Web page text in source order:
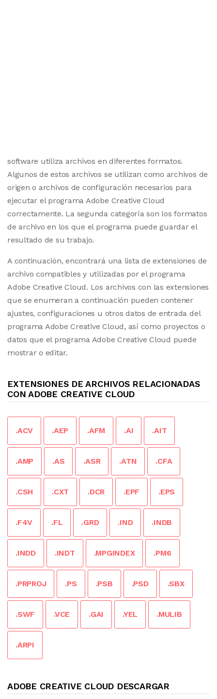
software utiliza archivos en diferentes formatos.
Algunos de estos archivos se utilizan como archivos de
origen o archivos de configuración necesarios para
ejecutar el programa Adobe Creative Cloud
correctamente. La segunda categoría son los formatos
de archivo en los que el programa puede guardar el
resultado de su trabajo.
A continuación, encontrará una lista de extensiones de
archivo compatibles y utilizadas por el programa
Adobe Creative Cloud. Los archivos con las extensiones
que se enumeran a continuación pueden contener
ajustes, configuraciones u otros datos de entrada del
programa Adobe Creative Cloud, así como proyectos o
datos que el programa Adobe Creative Cloud puede
mostrar o editar.
EXTENSIONES DE ARCHIVOS RELACIONADAS
CON ADOBE CREATIVE CLOUD
.ACV .AEP .AFM .AI .AIT
.AMP .AS .ASR .ATN .CFA
.CSH .CXT .DCR .EPF .EPS
.F4V .FL .GRD .IND .INDB
.INDD .INDT .MPGINDEX .PM6
.PRPROJ .PS .PSB .PSD .SBX
.SWF .VCE .GAI .YEL .MULIB
.ARPI
ADOBE CREATIVE CLOUD DESCARGAR